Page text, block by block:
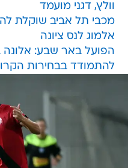
וולץ, דגני מועמד
מכבי תל אביב שוקלת
אלמוג לנס ציונה
הפועל באר שבע:
להתמודד בבחירות